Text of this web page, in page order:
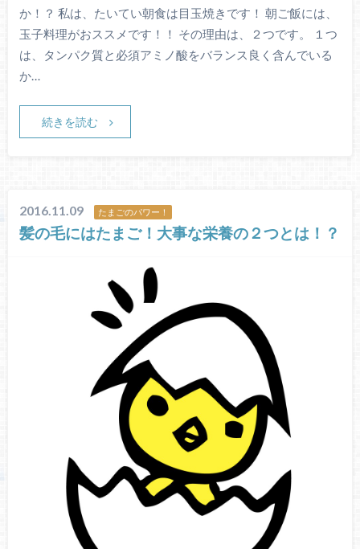
か！？ 私は、たいてい朝食は目玉焼きです！ 朝ご飯には、
玉子料理がおススメです！！ その理由は、２つです。 １つ
は、タンパク質と必須アミノ酸をバランス良く含んでいる
か…
続きを読む
2016.11.09 たまごのパワー！
髪の毛にはたまご！大事な栄養の２つとは！？